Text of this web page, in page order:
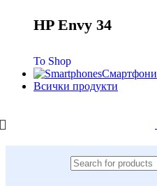
HP Envy 34
To Shop
Смартфони
Всички продукти